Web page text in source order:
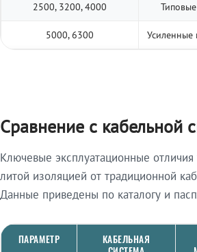
2500, 3200, 4000
5000, 6300 Усиленные
Сравнение с кабельной
Ключевые эксплуатационные отличия
литой изоляцией от традиционной
Данные приведены по каталогу и
ПАРАМЕТР
КАБЕЛЬНАЯ